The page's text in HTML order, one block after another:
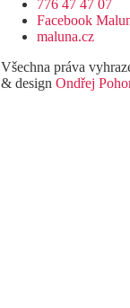
776 47 47 07
Facebook
maluna.cz
Všechna práva
& design Ondřej